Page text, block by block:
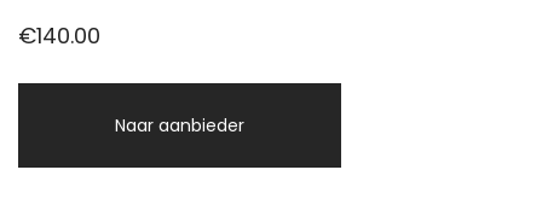
€140.00
Naar aanbieder